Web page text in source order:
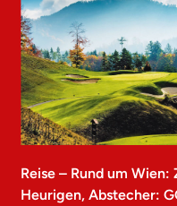
Reise – Rund um
Heurigen, Abstecher: